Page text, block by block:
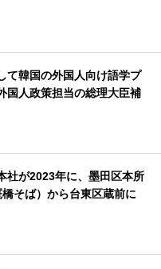
て韓国の外国人向け語学プ
人政策担当の総理大臣補
社が2023年に、墨田区本所
そば）から台東区蔵前に